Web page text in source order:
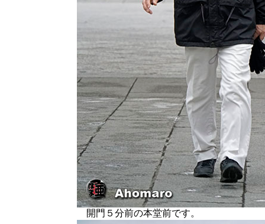
開門５分前の本堂前です。